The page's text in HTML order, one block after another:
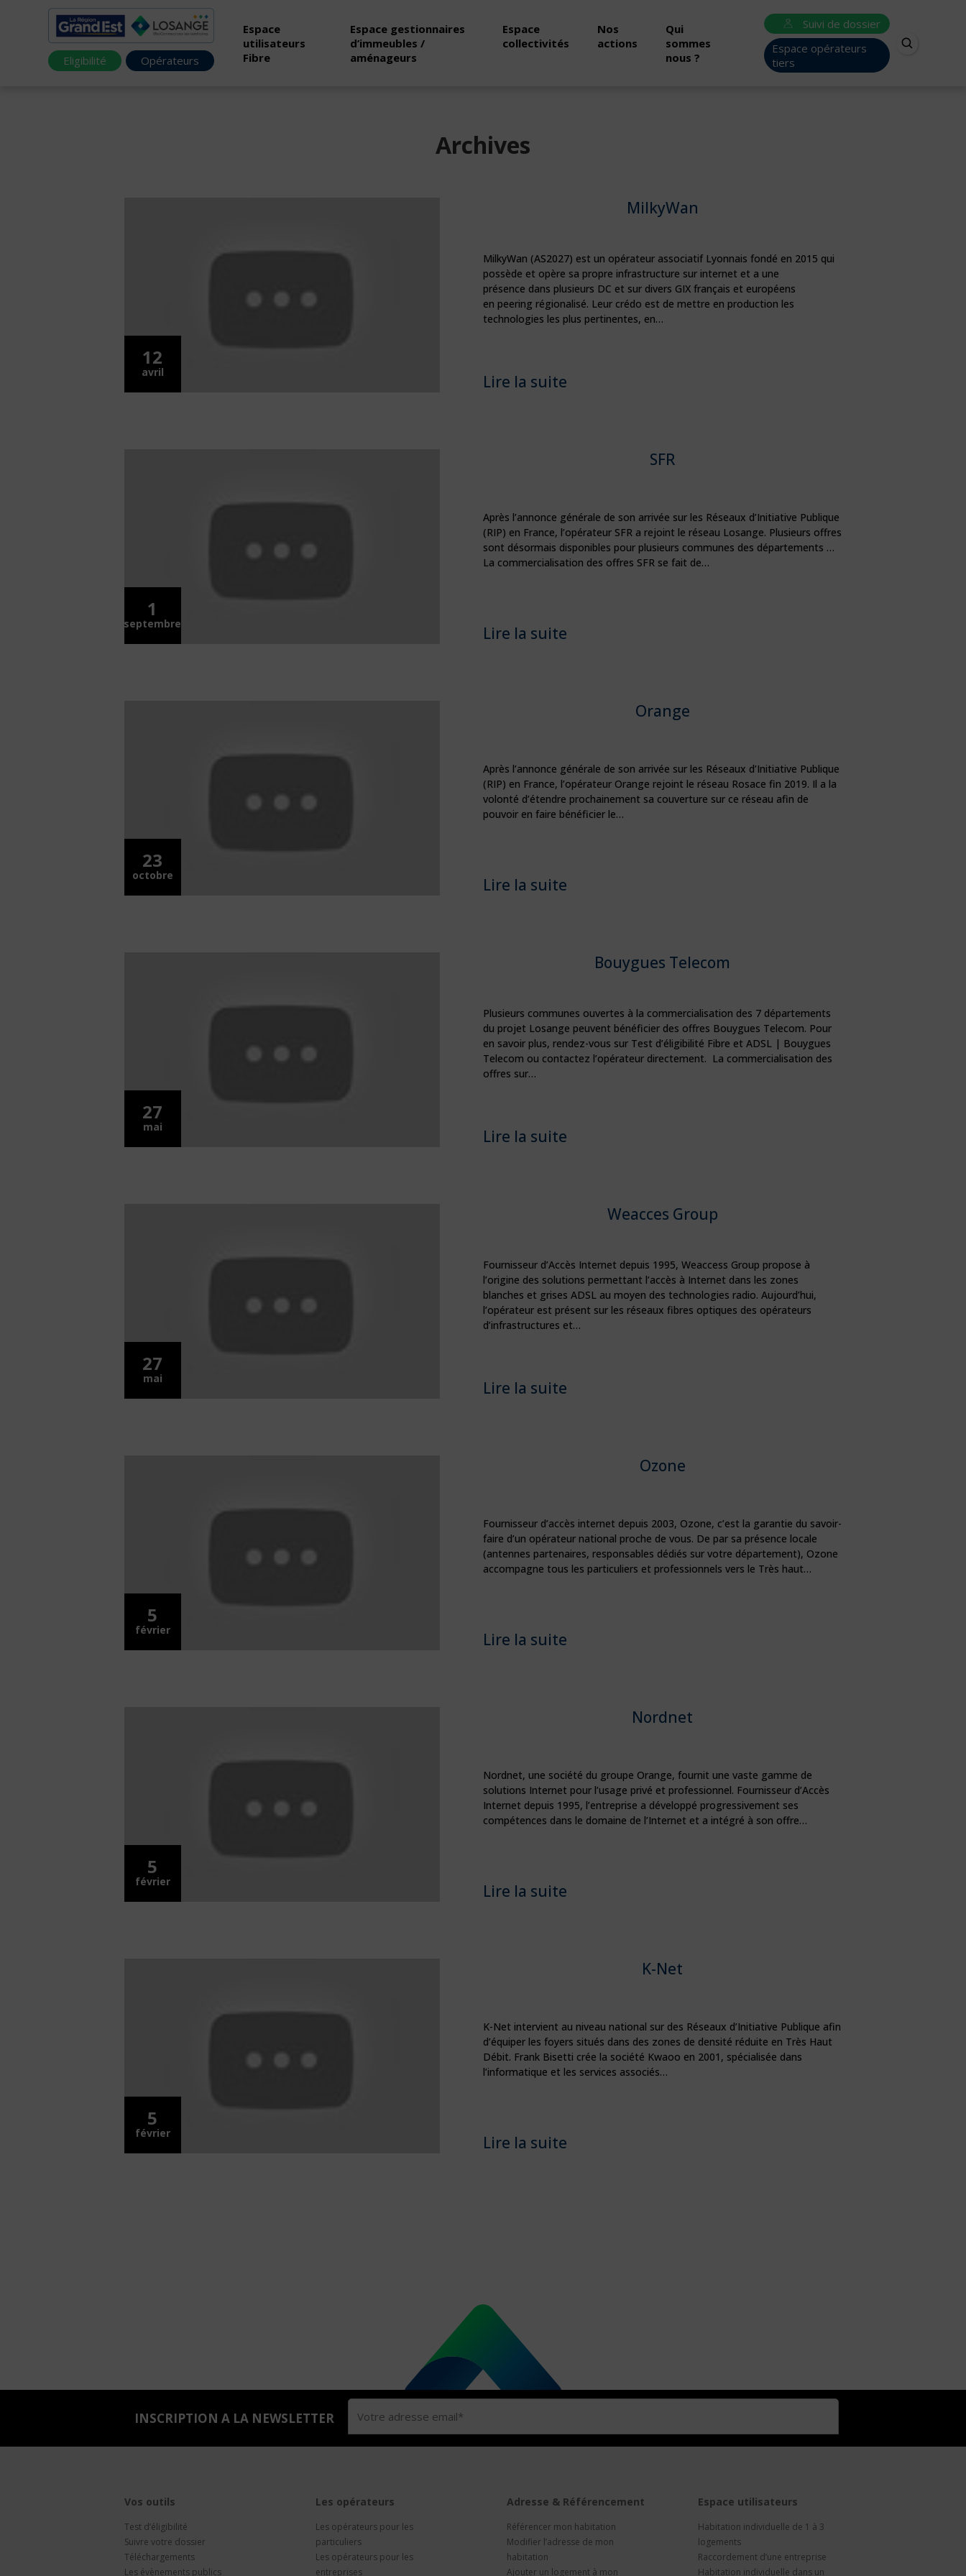
Eligibilité Opérateurs
Espace
utilisateurs
Fibre
Espace gestionnaires
d’immeubles /
aménageurs
Espace
collectivités
Nos
actions
Qui
sommes
nous ?
Suivi de dossier
Espace opérateurs
tiers
Archives
12
avril
MilkyWan
MilkyWan (AS2027) est un opérateur associatif Lyonnais fondé en 2015 qui
possède et opère sa propre infrastructure sur internet et a une
présence dans plusieurs DC et sur divers GIX français et européens
en peering régionalisé. Leur crédo est de mettre en production les
technologies les plus pertinentes, en…
Lire la suite
1
septembre
SFR
Après l’annonce générale de son arrivée sur les Réseaux d’Initiative Publique
(RIP) en France, l’opérateur SFR a rejoint le réseau Losange. Plusieurs offres
sont désormais disponibles pour plusieurs communes des départements …
La commercialisation des offres SFR se fait de…
Lire la suite
23
octobre
Orange
Après l’annonce générale de son arrivée sur les Réseaux d’Initiative Publique
(RIP) en France, l’opérateur Orange rejoint le réseau Rosace fin 2019. Il a la
volonté d’étendre prochainement sa couverture sur ce réseau afin de
pouvoir en faire bénéficier le…
Lire la suite
27
mai
Bouygues Telecom
Plusieurs communes ouvertes à la commercialisation des 7 départements
du projet Losange peuvent bénéficier des offres Bouygues Telecom. Pour
en savoir plus, rendez-vous sur Test d’éligibilité Fibre et ADSL | Bouygues
Telecom ou contactez l’opérateur directement. La commercialisation des
offres sur…
Lire la suite
27
mai
Weacces Group
Fournisseur d’Accès Internet depuis 1995, Weaccess Group propose à
l’origine des solutions permettant l’accès à Internet dans les zones
blanches et grises ADSL au moyen des technologies radio. Aujourd’hui,
l’opérateur est présent sur les réseaux fibres optiques des opérateurs
d’infrastructures et…
Lire la suite
5
février
Ozone
Fournisseur d’accès internet depuis 2003, Ozone, c’est la garantie du savoir-
faire d’un opérateur national proche de vous. De par sa présence locale
(antennes partenaires, responsables dédiés sur votre département), Ozone
accompagne tous les particuliers et professionnels vers le Très haut…
Lire la suite
5
février
Nordnet
Nordnet, une société du groupe Orange, fournit une vaste gamme de
solutions Internet pour l’usage privé et professionnel. Fournisseur d’Accès
Internet depuis 1995, l’entreprise a développé progressivement ses
compétences dans le domaine de l’Internet et a intégré à son offre…
Lire la suite
5
février
K-Net
K-Net intervient au niveau national sur des Réseaux d’Initiative Publique afin
d’équiper les foyers situés dans des zones de densité réduite en Très Haut
Débit. Frank Bisetti crée la société Kwaoo en 2001, spécialisée dans
l’informatique et les services associés…
Lire la suite
INSCRIPTION A LA NEWSLETTER
Vos outils
Test d’éligibilité
Suivre votre dossier
Téléchargements
Les évènements publics
Les opérateurs
Les opérateurs pour les
particuliers
Les opérateurs pour les
entreprises
Adresse & Référencement
Référencer mon habitation
Modifier l’adresse de mon
habitation
Ajouter un logement à mon
Espace utilisateurs
Habitation individuelle de 1 à 3
logements
Raccordement d’une entreprise
Habitation individuelle dans un